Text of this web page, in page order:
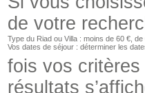
de votre
Type du Riad ou Villa : moins de 60 €,
Vos dates de séjour : déterminer les
fois vos
résultats